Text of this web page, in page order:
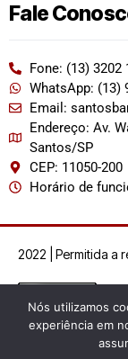
Fale
Fone: (13) 3202
WhatsApp: (13)
Email:
Endereço: Av.
Santos/SP
CEP: 11050-200
Horário de
2022 | Permitida a
Nós utilizamos
experiência em